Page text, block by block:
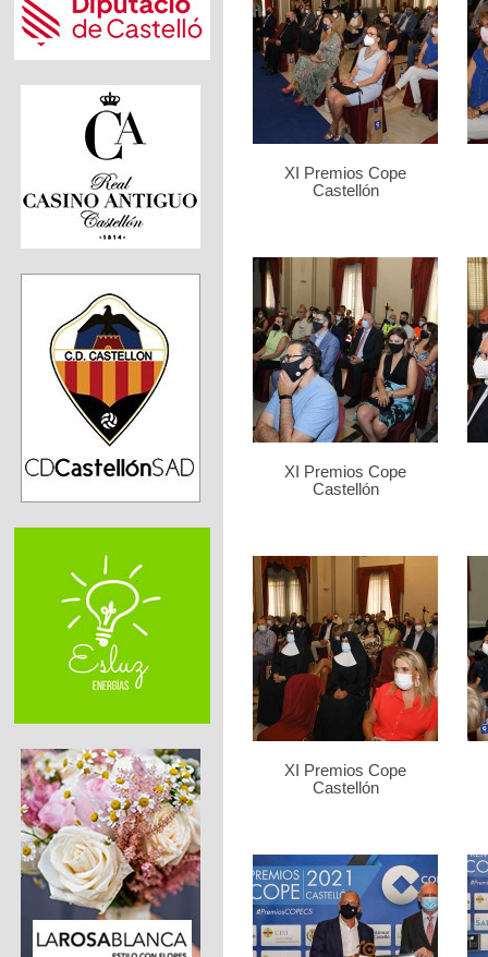
XI Premios Cope
Castellón
XI Premios Cope
Castellón
XI Premios Cope
Castellón